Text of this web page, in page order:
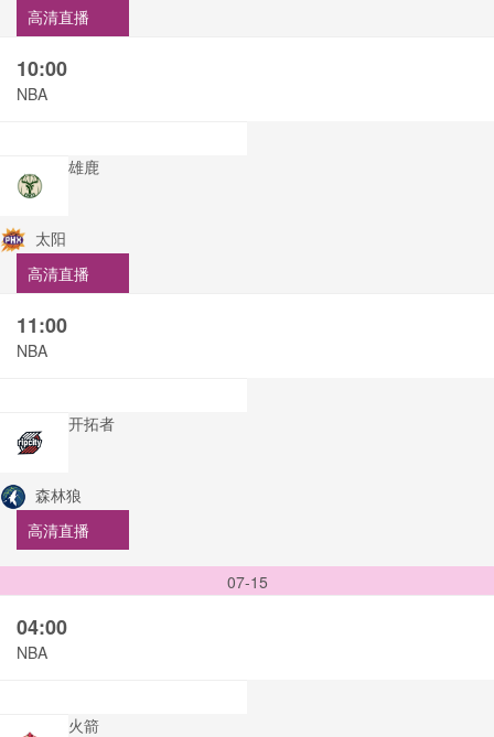
高清直播
10:00
NBA
雄鹿
太阳
高清直播
11:00
NBA
开拓者
森林狼
高清直播
07-15
04:00
NBA
火箭